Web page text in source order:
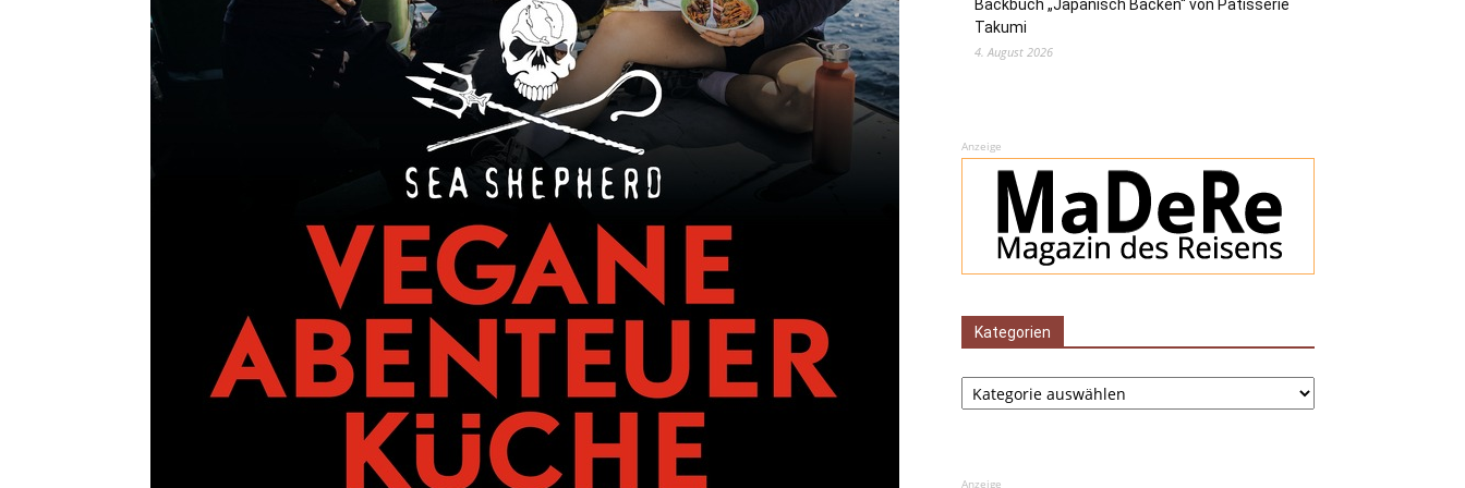
Backbuch „Japanisch Backen“ von Pâtisserie
Takumi
4. August 2026
Anzeige
Kategorien
Kategorien
Anzeige